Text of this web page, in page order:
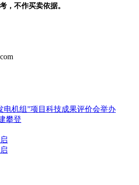
，不作买卖依据。
电机组”项目科技成果评价会举办
攀登